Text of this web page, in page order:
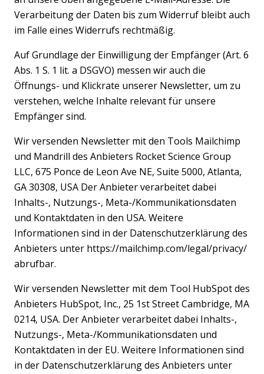
Verarbeitung der Daten bis zum Widerruf bleibt auch
im Falle eines Widerrufs rechtmäßig.
Auf Grundlage der Einwilligung der Empfänger (Art. 6
Abs. 1 S. 1 lit. a DSGVO) messen wir auch die
Öffnungs- und Klickrate unserer Newsletter, um zu
verstehen, welche Inhalte relevant für unsere
Empfänger sind.
Wir versenden Newsletter mit den Tools Mailchimp
und Mandrill des Anbieters Rocket Science Group
LLC, 675 Ponce de Leon Ave NE, Suite 5000, Atlanta,
GA 30308, USA Der Anbieter verarbeitet dabei
Inhalts-, Nutzungs-, Meta-/Kommunikationsdaten
und Kontaktdaten in den USA. Weitere
Informationen sind in der Datenschutzerklärung des
Anbieters unter https://mailchimp.com/legal/privacy/
abrufbar.
Wir versenden Newsletter mit dem Tool HubSpot des
Anbieters HubSpot, Inc., 25 1st Street Cambridge, MA
0214, USA. Der Anbieter verarbeitet dabei Inhalts-,
Nutzungs-, Meta-/Kommunikationsdaten und
Kontaktdaten in der EU. Weitere Informationen sind
in der Datenschutzerklärung des Anbieters unter